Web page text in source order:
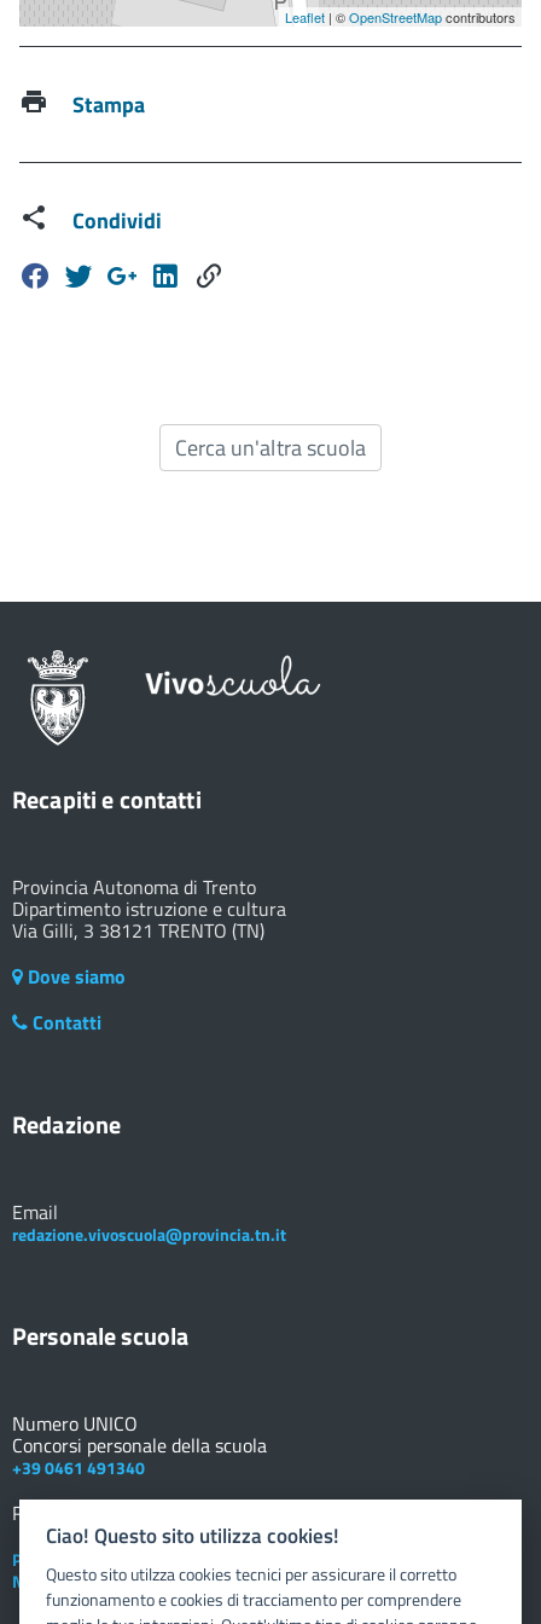
Leaflet | ©OpenStreetMapcontributors
Stampa
Condividi
Cerca un'altra scuola
Recapiti e contatti
Provincia Autonoma di Trento
Dipartimento istruzione e cultura
Via Gilli, 3 38121 TRENTO (TN)
Dove siamo
Contatti
Redazione
Email
redazione.vivoscuola@provincia.tn.it
Personale scuola
Numero UNICO
Concorsi personale della scuola
+39 0461 491340
Registro elettronico
Posta elettronica istituzionale
Nuovo sportello dipendente
Ciao! Questo sito utilizza cookies!
Questo sito utilzza cookies tecnici per assicurare il corretto
funzionamento e cookies di tracciamento per comprendere